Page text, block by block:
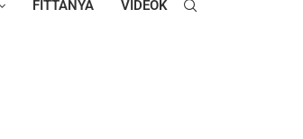
FITTANYA VIDEÓK